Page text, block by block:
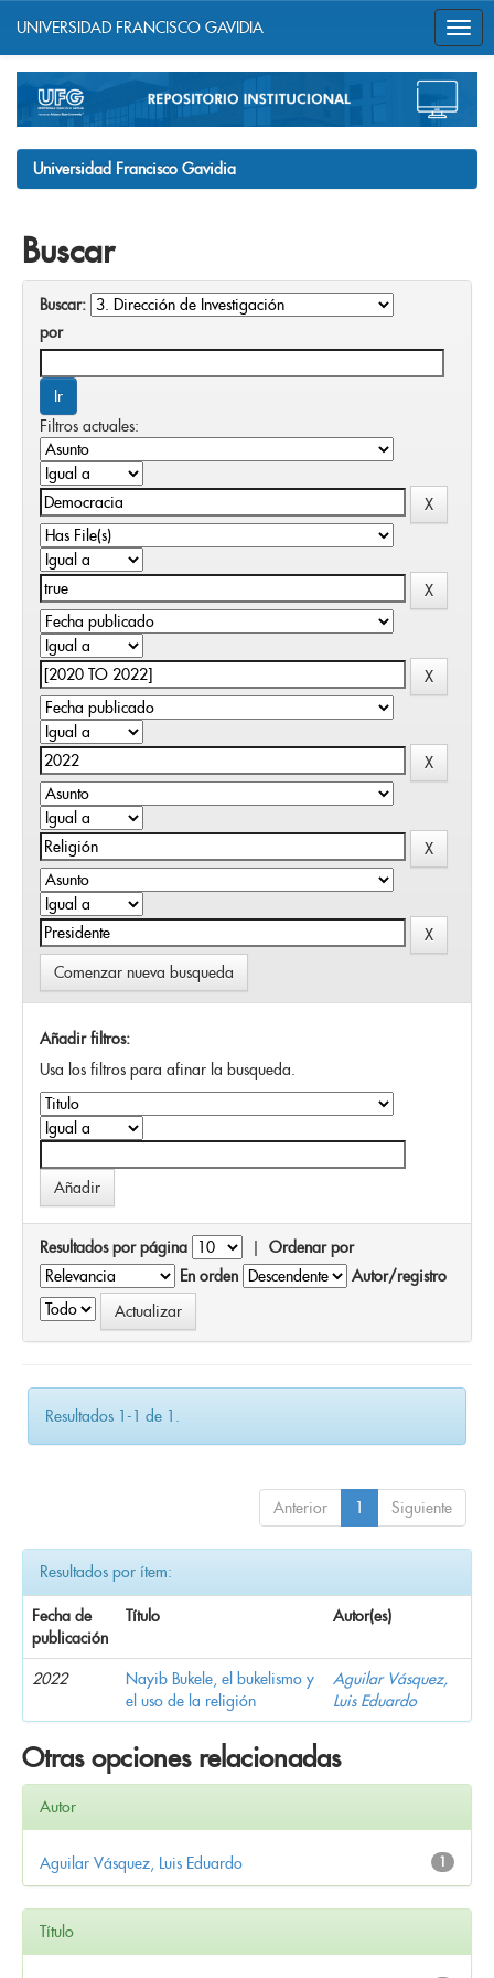
navigation
UNIVERSIDAD FRANCISCO GAVIDIA
Universidad Francisco Gavidia
Buscar
Buscar:
por
Filtros actuales:
Comenzar nueva busqueda
Añadir filtros:
Usa los filtros para afinar la busqueda.
Resultados por página | Ordenar por
En orden
Autor/registro
Resultados 1-1 de 1.
Anterior 1 Siguiente
Resultados por ítem:
Fecha de
publicación
Título Autor(es)
2022
Nayib Bukele, el bukelismo y
el uso de la religión
Aguilar Vásquez,
Luis Eduardo
Otras opciones relacionadas
Autor
1
Aguilar Vásquez, Luis Eduardo
Título